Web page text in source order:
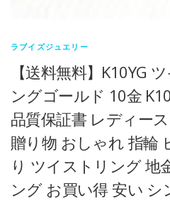
ラブイズジュエリー
【送料無料】K10YG
ングゴールド 10金
品質保証書 レディー
贈り物 おしゃれ 指輪
り ツイストリング 地
ング お買い得 安い シ